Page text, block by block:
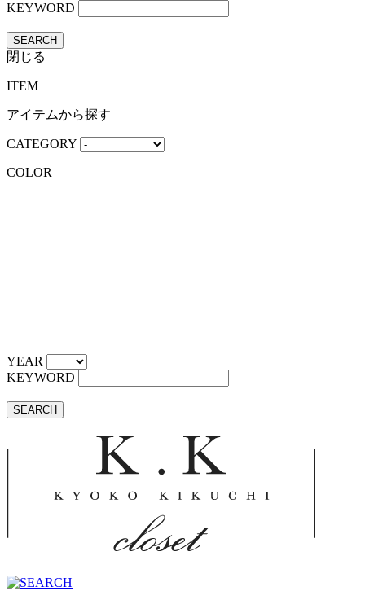
KEYWORD
SEARCH
閉じる
ITEM
アイテムから探す
CATEGORY
COLOR
YEAR
KEYWORD
SEARCH